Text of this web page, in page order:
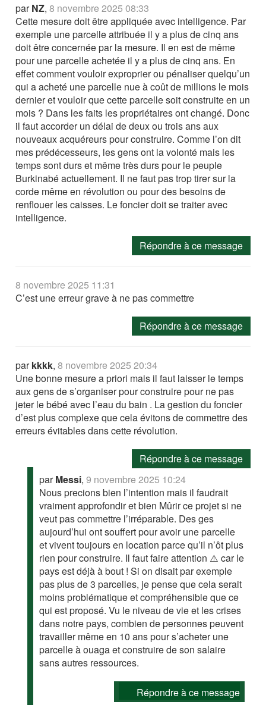
parNZ,8 novembre 2025 08:33
Cette mesure doit être appliquée avec intelligence. Par
exemple une parcelle attribuée il y a plus de cinq ans
doit être concernée par la mesure. Il en est de même
pour une parcelle achetée il y a plus de cinq ans. En
effet comment vouloir exproprier ou pénaliser quelqu’un
qui a acheté une parcelle nue à coût de millions le mois
dernier et vouloir que cette parcelle soit construite en un
mois ? Dans les faits les propriétaires ont changé. Donc
il faut accorder un délai de deux ou trois ans aux
nouveaux acquéreurs pour construire. Comme l’on dit
mes prédécesseurs, les gens ont la volonté mais les
temps sont durs et même très durs pour le peuple
Burkinabé actuellement. Il ne faut pas trop tirer sur la
corde même en révolution ou pour des besoins de
renflouer les caisses. Le foncier doit se traiter avec
intelligence.
Répondre à ce message
8 novembre 2025 11:31
C’est une erreur grave à ne pas commettre
Répondre à ce message
parkkkk,8 novembre 2025 20:34
Une bonne mesure a priori mais il faut laisser le temps
aux gens de s’organiser pour construire pour ne pas
jeter le bébé avec l’eau du bain . La gestion du foncier
d’est plus complexe que cela évitons de commettre des
erreurs évitables dans cette révolution.
Répondre à ce message
parMessi,9 novembre 2025 10:24
Nous precions bien l’intention mais il faudrait
vraiment approfondir et bien Mûrir ce projet si ne
veut pas commettre l’irréparable. Des ges
aujourd’hui ont souffert pour avoir une parcelle
et vivent toujours en location parce qu’il n’ôt plus
rien pour construire. Il faut faire attention ⚠️ car le
pays est déjà à bout ! Si on disait par exemple
pas plus de 3 parcelles, je pense que cela serait
moins problématique et compréhensible que ce
qui est proposé. Vu le niveau de vie et les crises
dans notre pays, combien de personnes peuvent
travailler même en 10 ans pour s’acheter une
parcelle à ouaga et construire de son salaire
sans autres ressources.
Répondre à ce message